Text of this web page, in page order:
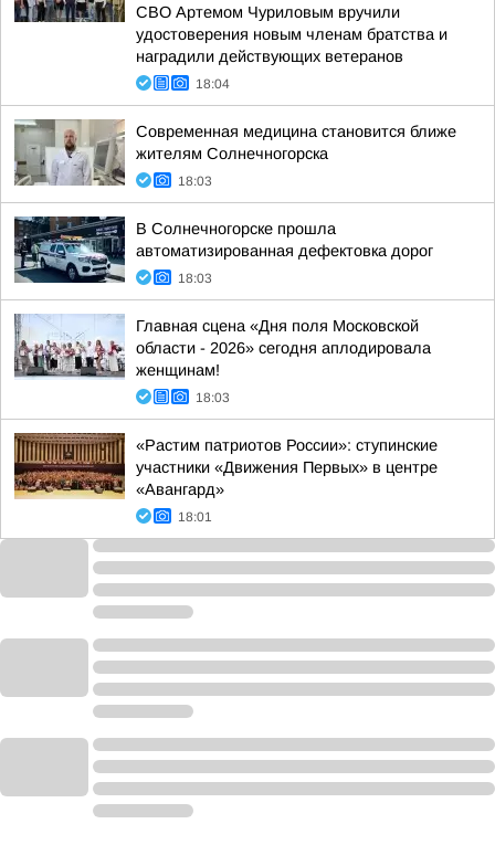
СВО Артемом Чуриловым вручили
удостоверения новым членам братства и
наградили действующих ветеранов
18:04
Современная медицина становится ближе
жителям Солнечногорска
18:03
В Солнечногорске прошла
автоматизированная дефектовка дорог
18:03
Главная сцена «Дня поля Московской
области - 2026» сегодня аплодировала
женщинам!
18:03
«Растим патриотов России»: ступинские
участники «Движения Первых» в центре
«Авангард»
18:01